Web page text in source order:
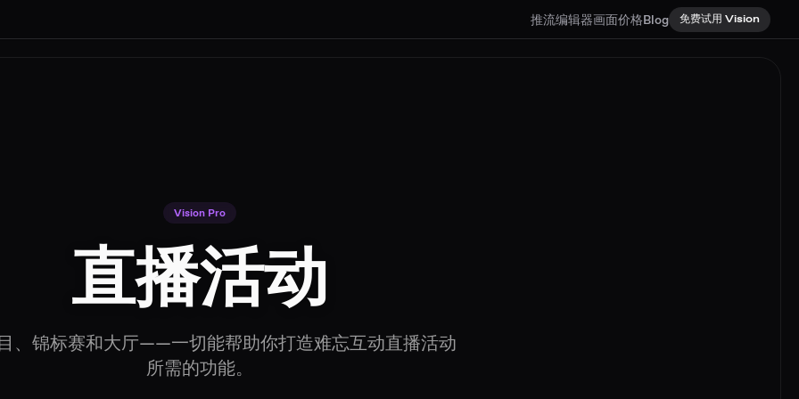
推流编辑器画面价格Blog 免费试用 Vision
Vision Pro
直播活动
、锦标赛和大厅——一切能帮助你打造难忘互动直播活动
所需的功能。